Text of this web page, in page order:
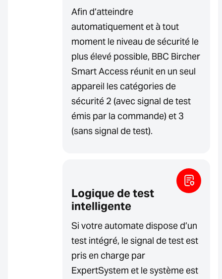
Afin d’atteindre
automatiquement et à tout
moment le niveau de sécurité le
plus élevé possible, BBC Bircher
Smart Access réunit en un seul
appareil les catégories de
sécurité 2 (avec signal de test
émis par la commande) et 3
(sans signal de test).
Logique de test
intelligente
Si votre automate dispose d’un
test intégré, le signal de test est
pris en charge par
ExpertSystem et le système est